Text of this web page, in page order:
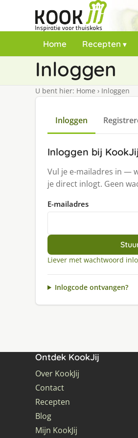
Home Recepten
Inloggen
U bent hier: Home › Inloggen
Inloggen
Inloggen bij KookJij
Vul je e-mailadres in —
je direct inlogt. Geen
E-mailadres
Liever met wachtwoord
Inlogcode ontvangen?
Ontdek KookJij
Over KookJij
Contact
Recepten
Blog
Mijn KookJij